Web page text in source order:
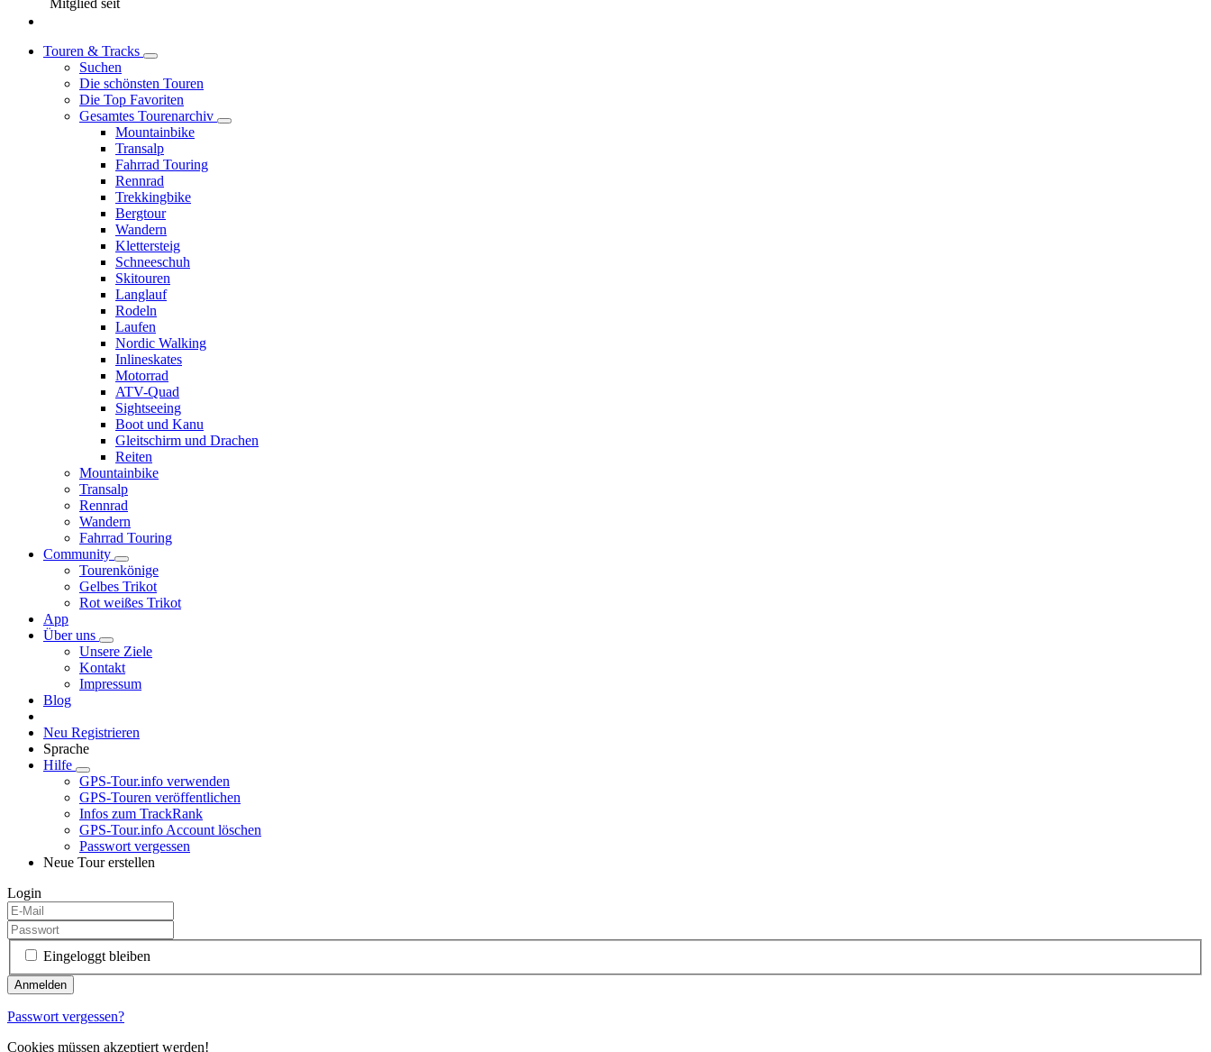
Mitglied seit
Touren & Tracks
Suchen
Die schönsten Touren
Die Top Favoriten
Gesamtes Tourenarchiv
Mountainbike
Transalp
Fahrrad Touring
Rennrad
Trekkingbike
Bergtour
Wandern
Klettersteig
Schneeschuh
Skitouren
Langlauf
Rodeln
Laufen
Nordic Walking
Inlineskates
Motorrad
ATV-Quad
Sightseeing
Boot und Kanu
Gleitschirm und Drachen
Reiten
Mountainbike
Transalp
Rennrad
Wandern
Fahrrad Touring
Community
Tourenkönige
Gelbes Trikot
Rot weißes Trikot
App
Über uns
Unsere Ziele
Kontakt
Impressum
Blog
Neu Registrieren
Sprache
Hilfe
GPS-Tour.info verwenden
GPS-Touren veröffentlichen
Infos zum TrackRank
GPS-Tour.info Account löschen
Passwort vergessen
Neue Tour erstellen
Login
Eingeloggt bleiben
Passwort vergessen?
Cookies müssen akzeptiert werden!